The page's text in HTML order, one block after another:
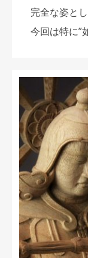
完全な姿と
今回は特に